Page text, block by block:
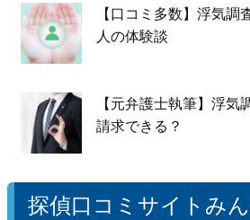
【口コミ多数】浮気調
人の体験談
【元弁護士執筆】浮気
請求できる？
探偵口コミサイトみ